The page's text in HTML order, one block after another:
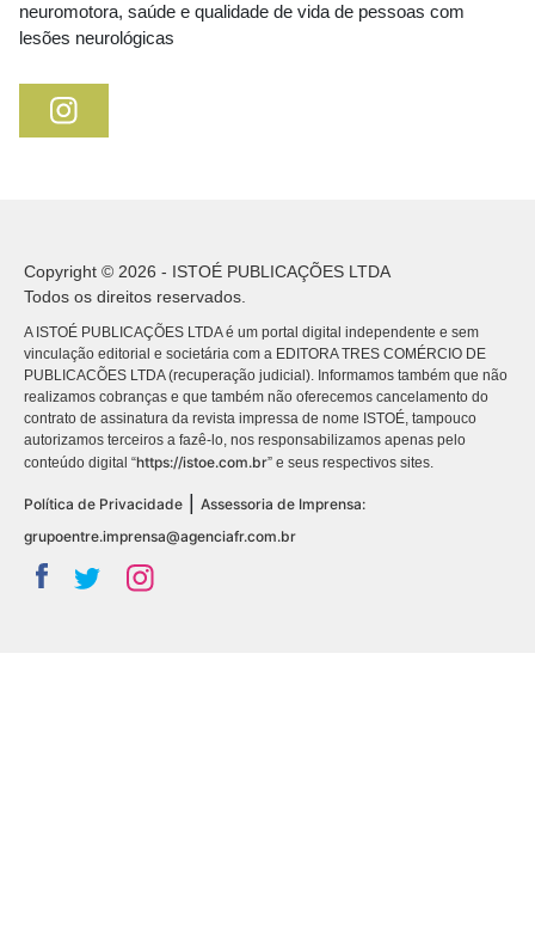
neuromotora, saúde e qualidade de vida de pessoas com
lesões neurológicas
Copyright © 2026 - ISTOÉ PUBLICAÇÕES LTDA
Todos os direitos reservados.
A ISTOÉ PUBLICAÇÕES LTDA é um portal digital independente e sem
vinculação editorial e societária com a EDITORA TRES COMÉRCIO DE
PUBLICACÕES LTDA (recuperação judicial). Informamos também que não
realizamos cobranças e que também não oferecemos cancelamento do
contrato de assinatura da revista impressa de nome ISTOÉ, tampouco
autorizamos terceiros a fazê-lo, nos responsabilizamos apenas pelo
conteúdo digital “https://istoe.com.br” e seus respectivos sites.
Política de Privacidade | Assessoria de Imprensa:
grupoentre.imprensa@agenciafr.com.br